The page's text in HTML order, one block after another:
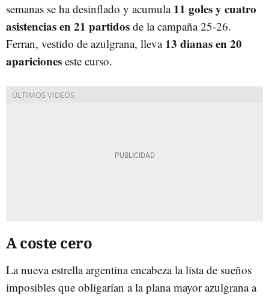
semanas se ha desinflado y acumula 11 goles y cuatro
asistencias en 21 partidos de la campaña 25-26.
Ferran, vestido de azulgrana, lleva 13 dianas en 20
apariciones este curso.
A coste cero
La nueva estrella argentina encabeza la lista de sueños
imposibles que obligarían a la plana mayor azulgrana a